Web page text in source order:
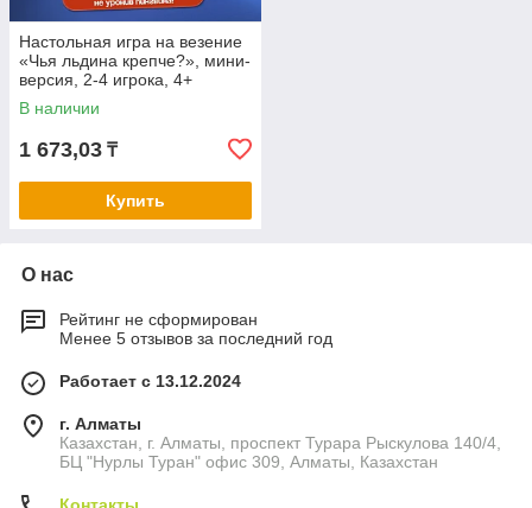
Настольная игра на везение
«Чья льдина крепче?», мини-
версия, 2-4 игрока, 4+
В наличии
1 673,03 ₸
Купить
О нас
Рейтинг не сформирован
Менее 5 отзывов за последний год
Работает с 13.12.2024
г. Алматы
Казахстан, г. Алматы, проспект Турара Рыскулова 140/4,
БЦ "Нурлы Туран" офис 309, Алматы, Казахстан